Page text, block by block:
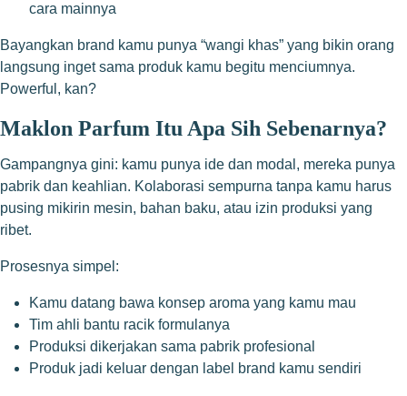
cara mainnya
Bayangkan brand kamu punya “wangi khas” yang bikin orang
langsung inget sama produk kamu begitu menciumnya.
Powerful, kan?
Maklon Parfum Itu Apa Sih Sebenarnya?
Gampangnya gini: kamu punya ide dan modal, mereka punya
pabrik dan keahlian. Kolaborasi sempurna tanpa kamu harus
pusing mikirin mesin, bahan baku, atau izin produksi yang
ribet.
Prosesnya simpel:
Kamu datang bawa konsep aroma yang kamu mau
Tim ahli bantu racik formulanya
Produksi dikerjakan sama pabrik profesional
Produk jadi keluar dengan label brand kamu sendiri